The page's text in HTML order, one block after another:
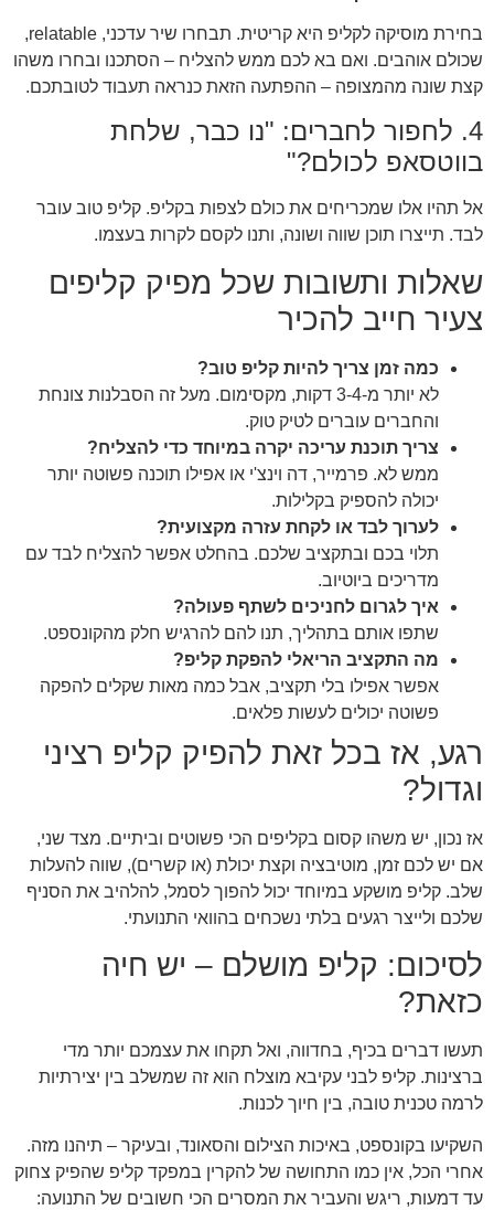
בחירת מוסיקה לקליפ היא קריטית. תבחרו שיר עדכני, relatable,
שכולם אוהבים. ואם בא לכם ממש להצליח – הסתכנו ובחרו משהו
קצת שונה מהמצופה – ההפתעה הזאת כנראה תעבוד לטובתכם.
4. לחפור לחברים: "נו כבר, שלחת
בווטסאפ לכולם?"
אל תהיו אלו שמכריחים את כולם לצפות בקליפ. קליפ טוב עובר
לבד. תייצרו תוכן שווה ושונה, ותנו לקסם לקרות בעצמו.
שאלות ותשובות שכל מפיק קליפים
צעיר חייב להכיר
כמה זמן צריך להיות קליפ טוב?
לא יותר מ-3-4 דקות, מקסימום. מעל זה הסבלנות צונחת
והחברים עוברים לטיק טוק.
צריך תוכנת עריכה יקרה במיוחד כדי להצליח?
ממש לא. פרמייר, דה וינצ'י או אפילו תוכנה פשוטה יותר
יכולה להספיק בקלילות.
לערוך לבד או לקחת עזרה מקצועית?
תלוי בכם ובתקציב שלכם. בהחלט אפשר להצליח לבד עם
מדריכים ביוטיוב.
איך לגרום לחניכים לשתף פעולה?
שתפו אותם בתהליך, תנו להם להרגיש חלק מהקונספט.
מה התקציב הריאלי להפקת קליפ?
אפשר אפילו בלי תקציב, אבל כמה מאות שקלים להפקה
פשוטה יכולים לעשות פלאים.
רגע, אז בכל זאת להפיק קליפ רציני
וגדול?
אז נכון, יש משהו קסום בקליפים הכי פשוטים וביתיים. מצד שני,
אם יש לכם זמן, מוטיבציה וקצת יכולת (או קשרים), שווה להעלות
שלב. קליפ מושקע במיוחד יכול להפוך לסמל, להלהיב את הסניף
שלכם ולייצר רגעים בלתי נשכחים בהוואי התנועתי.
לסיכום: קליפ מושלם – יש חיה
כזאת?
תעשו דברים בכיף, בחדווה, ואל תקחו את עצמכם יותר מדי
ברצינות. קליפ לבני עקיבא מוצלח הוא זה שמשלב בין יצירתיות
לרמה טכנית טובה, בין חיוך לכנות.
השקיעו בקונספט, באיכות הצילום והסאונד, ובעיקר – תיהנו מזה.
אחרי הכל, אין כמו התחושה של להקרין במפקד קליפ שהפיק צחוק
עד דמעות, ריגש והעביר את המסרים הכי חשובים של התנועה: